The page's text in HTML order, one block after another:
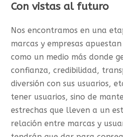
Con vistas al futuro
Nos encontramos en una
marcas y empresas
como un medio más donde
confianza, credibilidad,
diversión con sus usuarios,
tener usuarios, sino de
estrechas que lleven a un
relación entre marcas y